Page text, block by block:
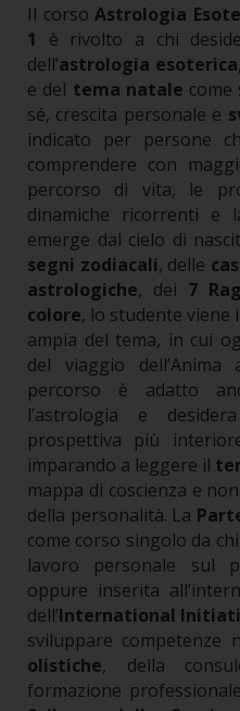
Il corsoAstrologia
1
è rivolto a chi
dell’astrologia esoterica
e del tema natale come
sé, crescita personale e
indicato per persone
comprendere con
percorso di vita, le
dinamiche ricorrenti e
emerge dal cielo di
segni zodiacali, delle
astrologiche, dei 7
colore, lo studente
ampia del tema, in cui
del viaggio dell’Anima
percorso è adatto
l’astrologia e
prospettiva più
imparando a leggere il
mappa di coscienza e
della personalità. La
come corso singolo da
lavoro personale sul
oppure inserita
dell’International
sviluppare competenze
olistiche, della
formazione